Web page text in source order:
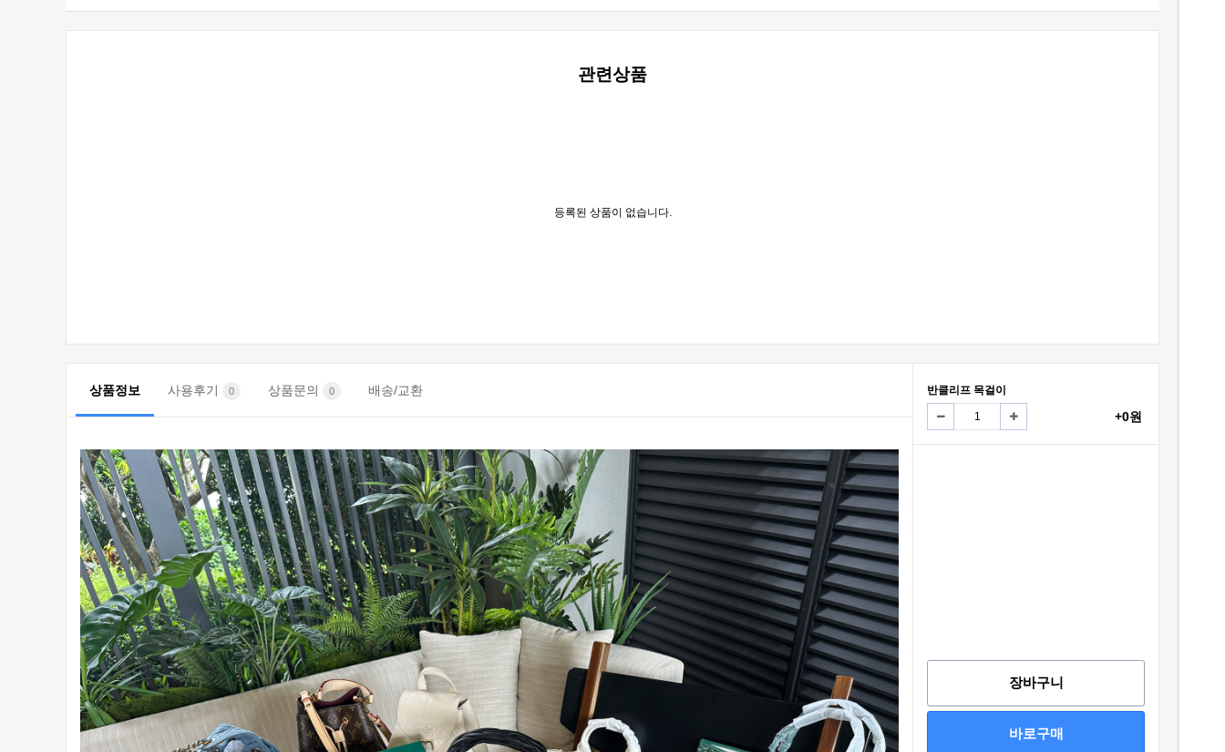
관련상품
등록된 상품이 없습니다.
상품정보 사용후기 0 상품문의 0 배송/교환 반클리프 목걸이
+0원
장바구니
바로구매